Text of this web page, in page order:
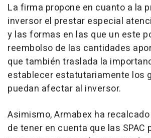
La firma propone en cuanto a la
inversor el prestar especial
y las formas en las que un este
reembolso de las cantidades
que también traslada la
establecer estatutariamente los
puedan afectar al inversor.
Asimismo, Armabex ha
de tener en cuenta que las SPAC